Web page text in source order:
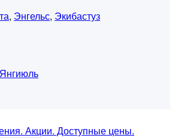
, Энгельс, Экибастуз
Янгиюль
Акции. Доступные цены.